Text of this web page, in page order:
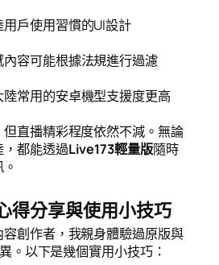
戶使用習慣的UI設計
內容可能根據法規進行過濾
陸常用的安卓機型支援度更高
直播精彩程度依然不減。無論
都能透過Live173輕量版隨時
得分享與使用小技巧
創作者，我親身體驗過原版與
。以下是幾個實用小技巧：